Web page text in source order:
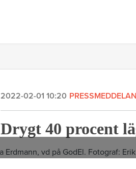
2022-02-01 10:20
Drygt 40 procent